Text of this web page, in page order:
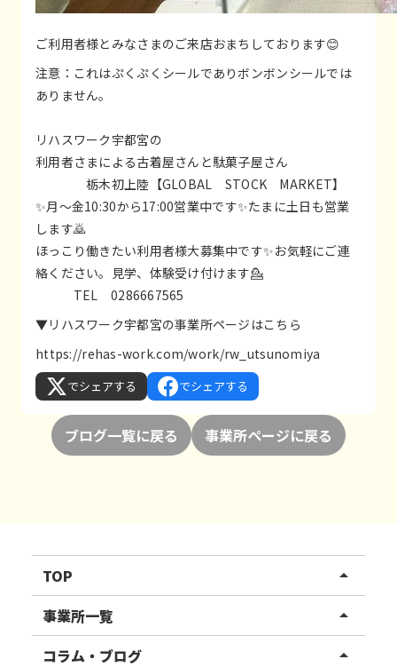
ご利用者様とみなさまのご来店おまちしております😊
注意：これはぷくぷくシールでありボンボンシールでは
ありません。
リハスワーク宇都宮の
利用者さまによる古着屋さんと駄菓子屋さん
栃木初上陸【GLOBAL STOCK MARKET】
✨月〜金10:30から17:00営業中です✨たまに土日も営業
します🙇
ほっこり働きたい利用者様大募集中です✨お気軽にご連
絡ください。見学、体験受け付けます💁
TEL 0286667565
▼リハスワーク宇都宮の事業所ページはこちら
https://rehas-work.com/work/rw_utsunomiya
でシェアする でシェアする
ブログ一覧に戻る 事業所ページに戻る
TOP arrow_drop_up
リハスワーク
リハスファーム
事業所一覧 arrow_drop_up
関東エリア
コラム・ブログ arrow_drop_up